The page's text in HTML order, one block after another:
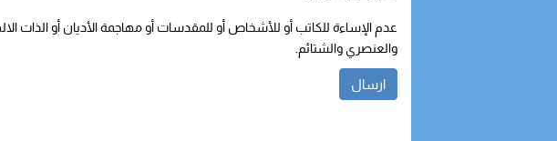
عدم الإساءة للكاتب أو للأشخاص أو للمقدسات أو مهاجمة الأديان أو الذات
والعنصري والشتائم.